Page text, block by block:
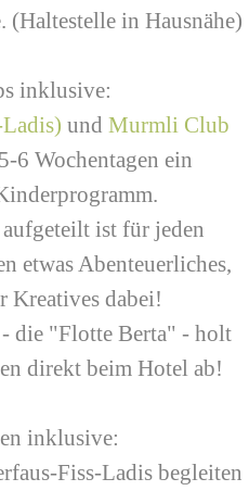
(Haltestelle in Hausnähe)
inklusive:
und Murmli Club
6 Wochentagen ein
ist für jeden
etwas Abenteuerliches,
Kreatives dabei!
"Flotte Berta" - holt
direkt beim Hotel ab!
inklusive:
Fiss-Ladis begleiten